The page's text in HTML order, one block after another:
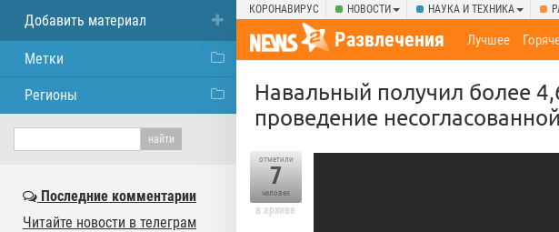
КОРОНАВИРУС НОВОСТИ НАУКА И ТЕХНИКА
Развлечения Лучшее
Навальный получил более
проведение
отметили
7
человек
в архиве
Добавить материал
Метки
Регионы
Последние комментарии
Читайте новости в телеграм